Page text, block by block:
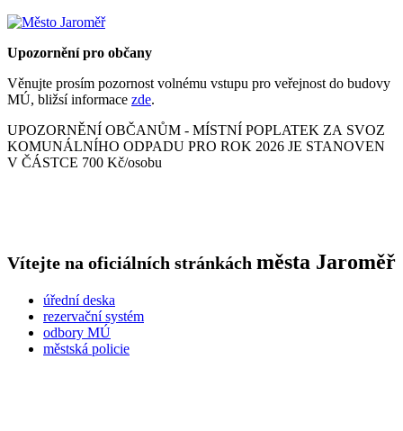
Upozornění pro občany
Věnujte prosím pozornost volnému vstupu pro veřejnost do budovy
MÚ, bližsí informace zde.
UPOZORNĚNÍ OBČANŮM - MÍSTNÍ POPLATEK ZA SVOZ
KOMUNÁLNÍHO ODPADU PRO ROK 2026 JE STANOVEN
V ČÁSTCE 700 Kč/osobu
Vítejte na oficiálních stránkách města Jaroměř
úřední deska
rezervační systém
odbory MÚ
městská policie